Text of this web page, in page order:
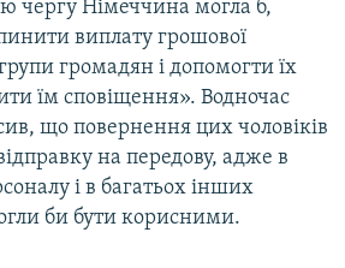
чергу Німеччина могла б,
виплату грошової
громадян і допомогти їх
їм сповіщення». Водночас
що повернення цих чоловіків
на передову, адже в
і в багатьох інших
би бути корисними.